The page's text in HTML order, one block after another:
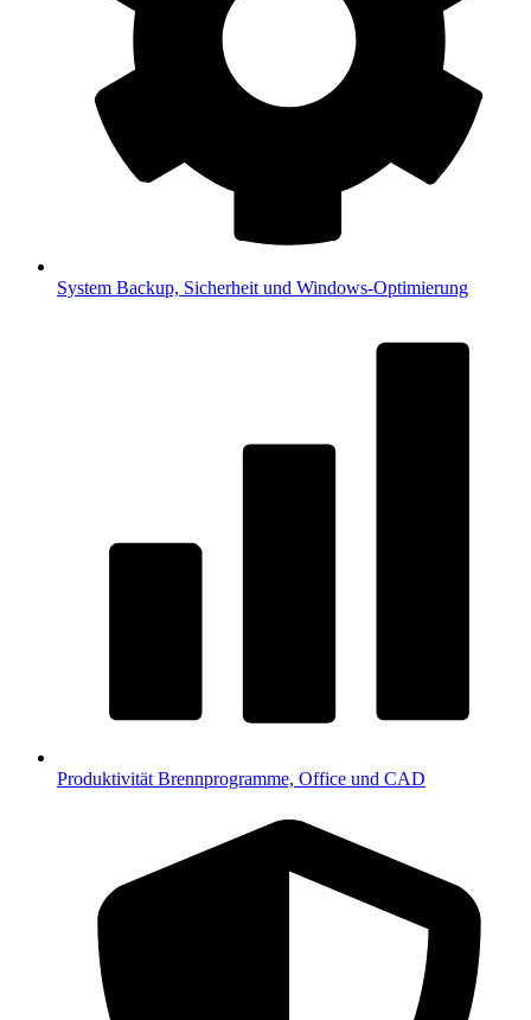
System Backup, Sicherheit und Windows-Optimierung
Produktivität Brennprogramme, Office und CAD